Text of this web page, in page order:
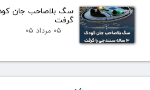
گرفت
۰۵ مرداد ۰۵